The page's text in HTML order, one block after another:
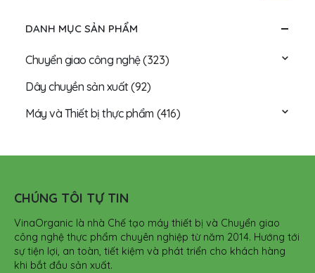
DANH MỤC SẢN PHẨM
Chuyển giao công nghệ(323)
Dây chuyền sản xuất(92)
Máy và Thiết bị thực phẩm (416)
CHÚNG TÔI TỰ TIN
VinaOrganic là nhà Chế tạo máy thiết bị và Chuyển giao
công nghệ thực phẩm chuyên nghiệp từ năm 2014. Hướng tới
sự tiện lợi, an toàn, tiết kiệm và phát triển cho khách hàng
khi bắt đầu sản xuất.